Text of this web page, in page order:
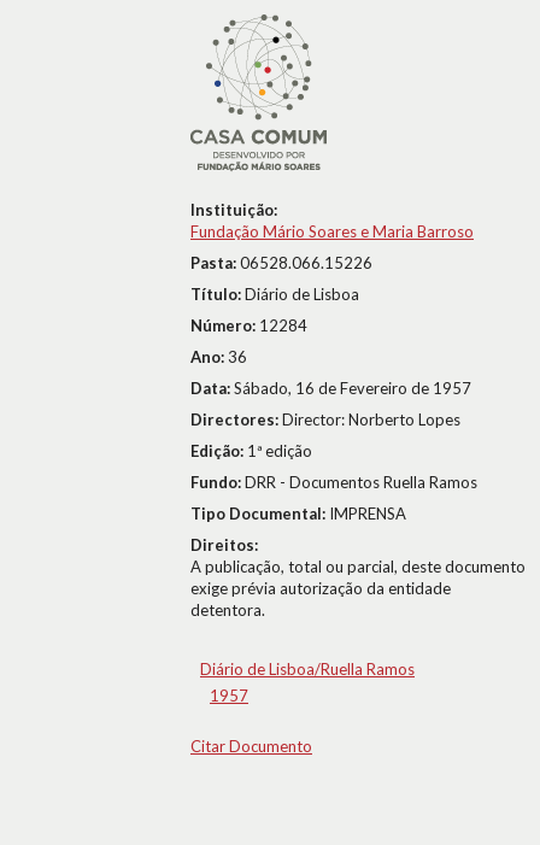
Instituição:
Fundação Mário Soares e Maria Barroso
Pasta:06528.066.15226
Título:Diário de Lisboa
Número: 12284
Ano:36
Data:Sábado, 16 de Fevereiro de 1957
Directores:Director: Norberto Lopes
Edição: 1ª edição
Fundo:DRR - Documentos Ruella Ramos
Tipo Documental: IMPRENSA
Direitos:
A publicação, total ou parcial, deste documento
exige prévia autorização da entidade
detentora.
Diário de Lisboa/Ruella Ramos
1957
Citar Documento